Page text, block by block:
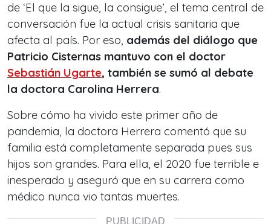
de ‘El que la sigue, la consigue’, el tema central de
conversación fue la actual crisis sanitaria que
afecta al país. Por eso, además del diálogo que
Patricio Cisternas mantuvo con el doctor
Sebastián Ugarte, también se sumó al debate
la doctora Carolina Herrera.
Sobre cómo ha vivido este primer año de
pandemia, la doctora Herrera comentó que su
familia está completamente separada pues sus
hijos son grandes. Para ella, el 2020 fue terrible e
inesperado y aseguró que en su carrera como
médico nunca vio tantas muertes.